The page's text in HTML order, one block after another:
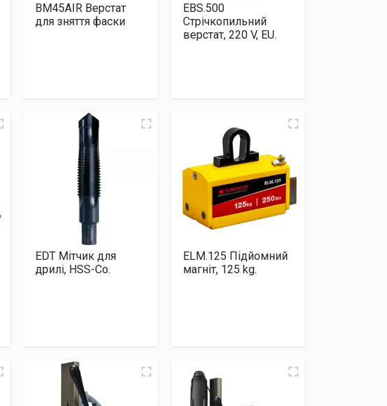
BM45AIR Верстат
для зняття фаски
EBS.500
Стрічкопильний
верстат, 220 V, EU.
EDT Мітчик для
дрилі, HSS-Co.
ELM.125 Підйомний
магніт, 125 kg.